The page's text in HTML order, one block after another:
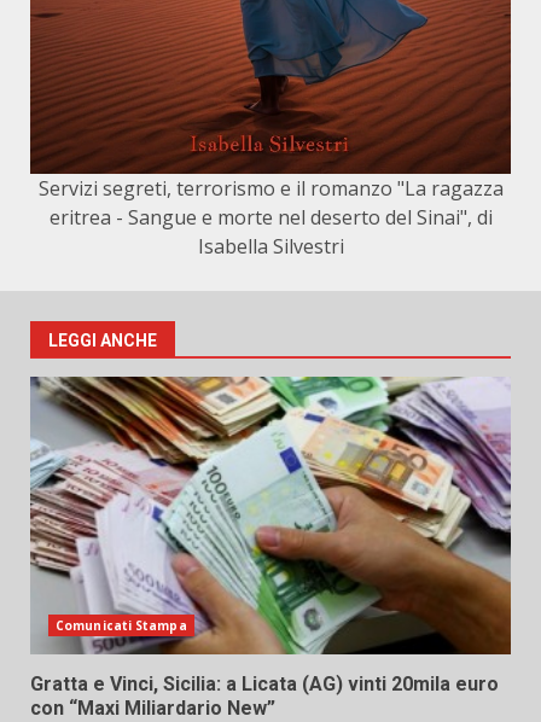
Servizi segreti, terrorismo e il romanzo "La ragazza
eritrea - Sangue e morte nel deserto del Sinai", di
Isabella Silvestri
LEGGI ANCHE
Comunicati Stampa
Gratta e Vinci, Sicilia: a Licata (AG) vinti 20mila euro
con “Maxi Miliardario New”